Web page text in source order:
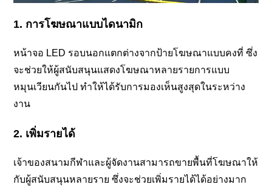
1. การโฆษณาแบบไดนามิก
หน้าจอ LED รอบนอกแตกต่างจากป้ายโฆษณาแบบคงที่ ซึ่ง
จะช่วยให้ผู้สนับสนุนแสดงโฆษณาหลายรายการแบบ
หมุนเวียนกันไป ทำให้ได้รับการมองเห็นสูงสุดในระหว่าง
งาน
2. เพิ่มรายได้
เจ้าของสนามกีฬาและผู้จัดงานสามารถขายพื้นที่โฆษณาให้
กับผู้สนับสนุนหลายราย ซึ่งจะช่วยเพิ่มรายได้ได้อย่างมาก